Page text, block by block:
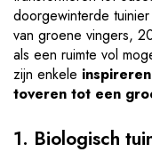
doorgewinterde
van groene vingers,
als een ruimte vol
zijn enkele
toveren tot een
1. Biologisch